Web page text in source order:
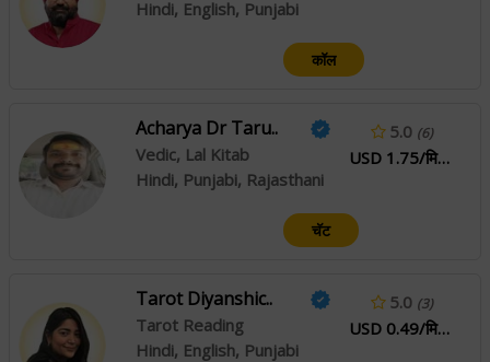
Hindi, English, Punjabi
कॉल
Acharya Dr Taru..
Vedic, Lal Kitab
Hindi, Punjabi, Rajasthani
5.0 (6)
USD 1.75/मिनिटे
चॅट
Tarot Diyanshic..
Tarot Reading
Hindi, English, Punjabi
5.0 (3)
USD 0.49/मिनिटे